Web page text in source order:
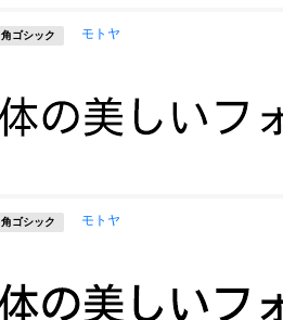
角ゴシック モトヤ
角ゴシック モトヤ